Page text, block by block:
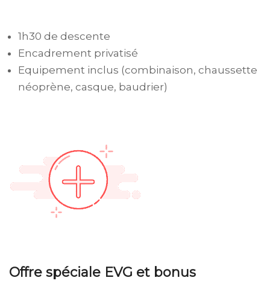
1h30 de descente
Encadrement privatisé
Equipement inclus (combinaison, chaussette
néoprène, casque, baudrier)
Offre spéciale EVG et bonus